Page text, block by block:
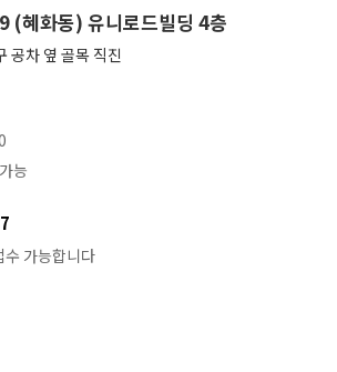
(혜화동) 유니로드빌딩 4층
공차 옆 골목 직진
능
가능합니다